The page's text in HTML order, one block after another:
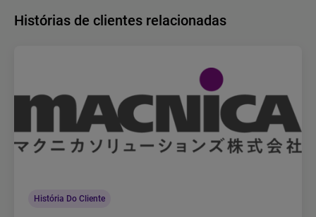
Histórias de clientes relacionadas
História Do Cliente